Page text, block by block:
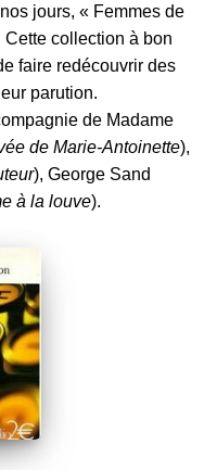
jours, « Femmes de
Cette collection à bon
faire redécouvrir des
parution.
de Madame
de Marie-Antoinette),
), George Sand
à la louve).